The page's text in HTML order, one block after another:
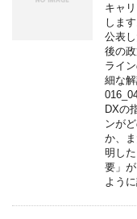
キャ
しま
公表
後の
ライ
細な
DXの
ンが
か、
明し
要」
よう